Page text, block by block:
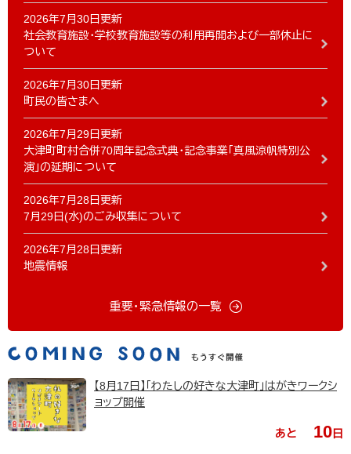
2026年7月30日更新
社会教育施設・学校教育施設等の利用再開および一部休止に
ついて
2026年7月30日更新
町民の皆さまへ
2026年7月29日更新
大津町町村合併70周年記念式典・記念事業「真風涼帆特別公
演」の延期について
2026年7月28日更新
7月29日(水)のごみ収集について
2026年7月28日更新
地震情報
重要・緊急情報の一覧
【8月17日】「わたしの好きな大津町」はがきワークシ
ョップ開催
あと 10日